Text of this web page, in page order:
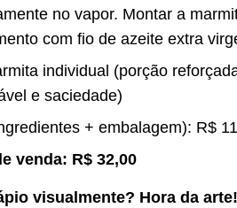
no vapor. Montar a
com fio de azeite extra
individual (porção
e saciedade)
+ embalagem): R$
venda: R$ 32,00
visualmente? Hora da arte!